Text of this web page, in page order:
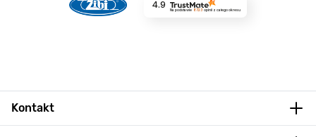
4.9
Na podstawie 8723 opinii z całego okresu
Kontakt